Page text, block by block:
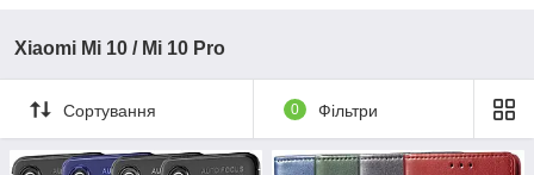
Xiaomi Mi 10 / Mi 10 Pro
Сортування 0 Фільтри